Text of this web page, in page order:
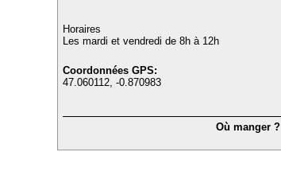
Horaires
Les mardi et vendredi de 8h à 12h
Coordonnées GPS:
47.060112, -0.870983
Où manger ?